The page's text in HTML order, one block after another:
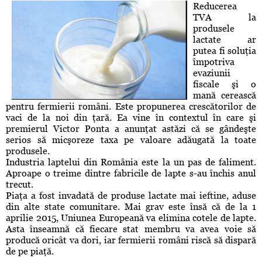
Reducerea
TVA la
produsele
lactate ar
putea fi soluţia
împotriva
evaziunii
fiscale şi o
mană cerească
pentru fermierii români. Este propunerea crescătorilor de
vaci de la noi din ţară. Ea vine în contextul în care şi
premierul Victor Ponta a anunţat astăzi că se gândeşte
serios să micşoreze taxa pe valoare adăugată la toate
produsele.
Industria laptelui din România este la un pas de faliment.
Aproape o treime dintre fabricile de lapte s-au închis anul
trecut.
Piaţa a fost invadată de produse lactate mai ieftine, aduse
din alte state comunitare. Mai grav este însă că de la 1
aprilie 2015, Uniunea Europeană va elimina cotele de lapte.
Asta înseamnă că fiecare stat membru va avea voie să
producă oricât va dori, iar fermierii români riscă să dispară
de pe piaţă.